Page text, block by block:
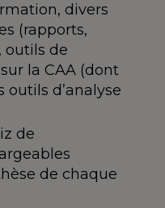
divers
(rapports,
outils de
la CAA (dont
d’analyse
de
de chaque